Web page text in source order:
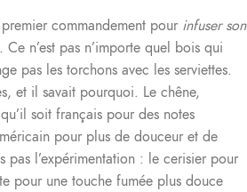
commandement pour infuser son
. Ce n’est pas n’importe quel bois qui
pas les torchons avec les serviettes.
et il savait pourquoi. Le chêne,
soit français pour des notes
pour plus de douceur et de
pas l’expérimentation : le cerisier pour
pour une touche fumée plus douce